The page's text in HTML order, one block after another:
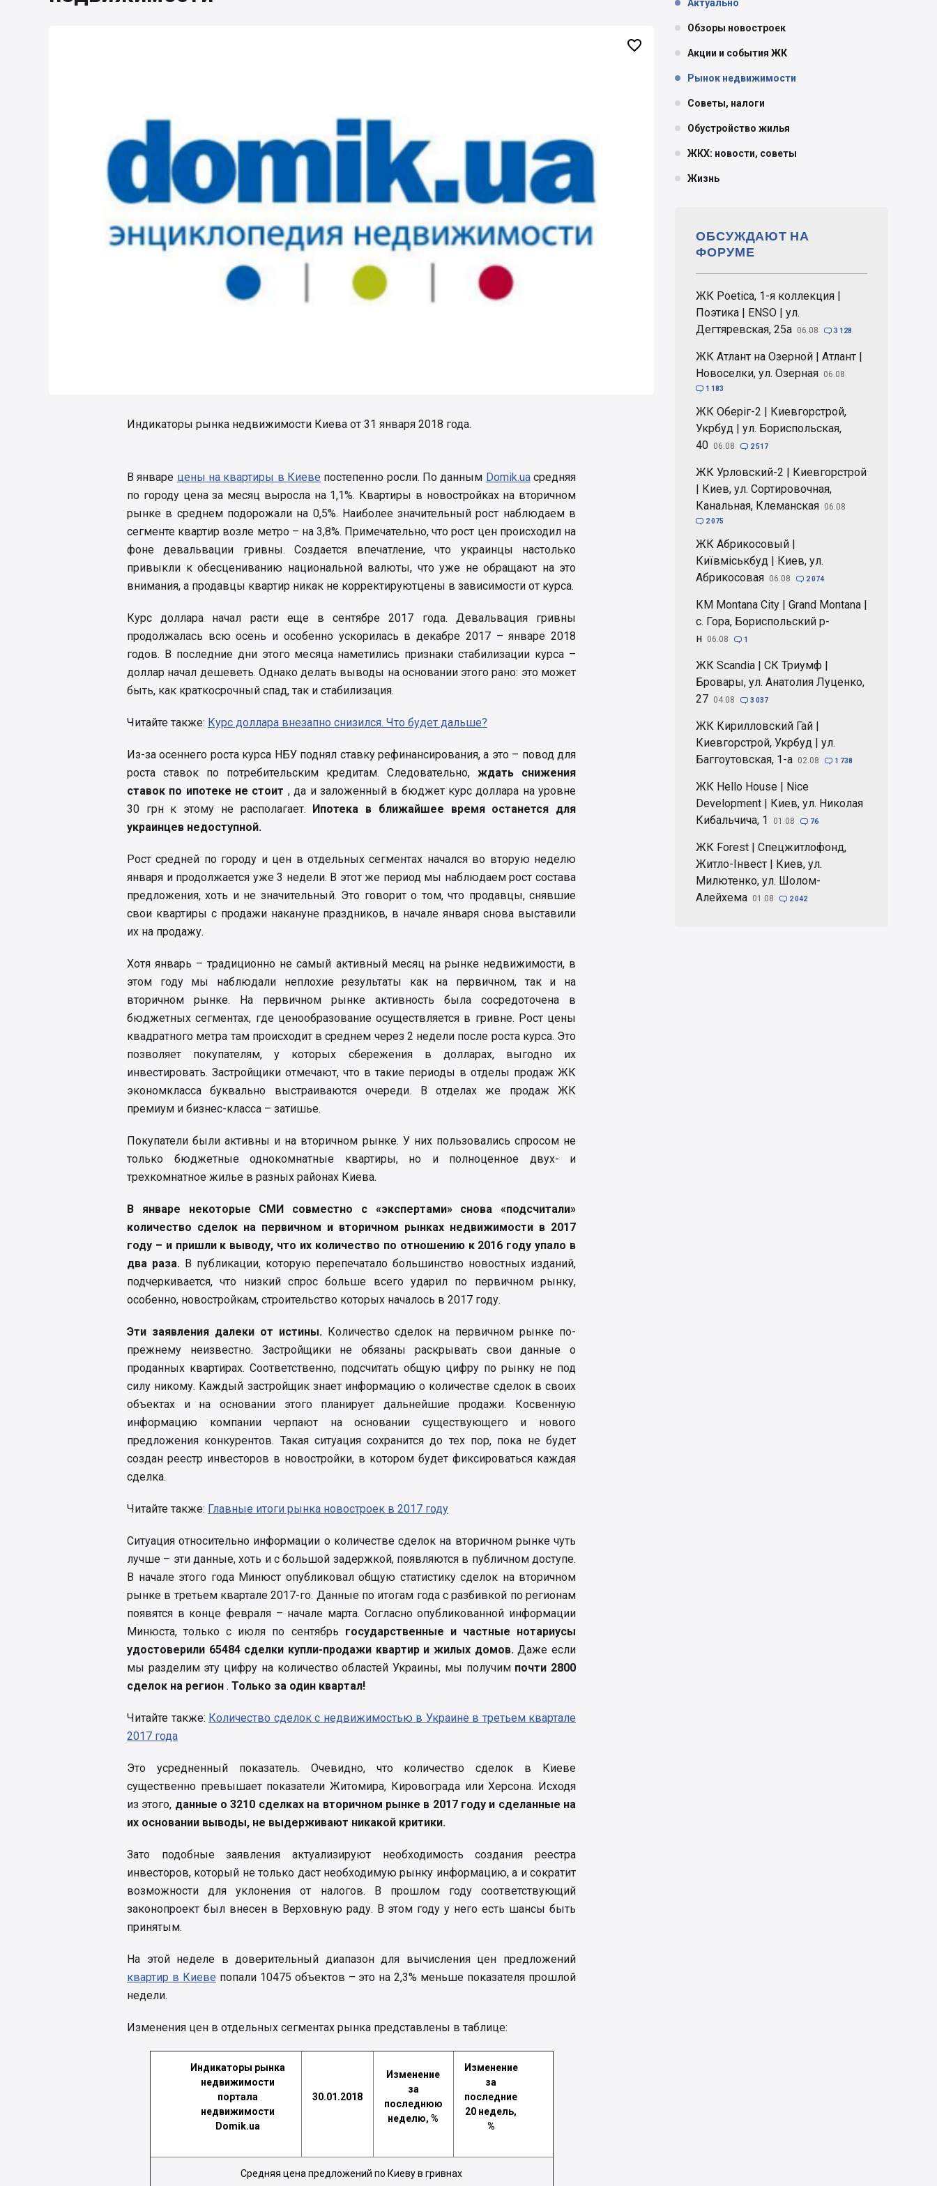

Индикаторы рынка недвижимости Киева от 31 января 2018 года.
В январе цены на квартиры в Киеве постепенно росли. По данным Domik.uaсредняя
по городу цена за месяц выросла на 1,1%. Квартиры в новостройках на вторичном
рынке в среднем подорожали на 0,5%. Наиболее значительный рост наблюдаем в
сегменте квартир возле метро – на 3,8%. Примечательно, что рост цен происходил на
фоне девальвации гривны. Создается впечатление, что украинцы настолько
привыкли к обесцениванию национальной валюты, что уже не обращают на это
внимания, а продавцы квартир никак не корректируютцены в зависимости от курса.
Курс доллара начал расти еще в сентябре 2017 года. Девальвация гривны
продолжалась всю осень и особенно ускорилась в декабре 2017 – январе 2018
годов. В последние дни этого месяца наметились признаки стабилизации курса –
доллар начал дешеветь. Однако делать выводы на основании этого рано: это может
быть, как краткосрочный спад, так и стабилизация.
Читайте также: Курс доллара внезапно снизился. Что будет дальше?
Из-за осеннего роста курса НБУ поднял ставку рефинансирования, а это – повод для
роста ставок по потребительским кредитам. Следовательно, ждать снижения
ставок по ипотеке не стоит , да и заложенный в бюджет курс доллара на уровне
30 грн к этому не располагает.
Ипотека в ближайшее время останется для
украинцев недоступной.
Рост средней по городу и цен в отдельных сегментах начался во вторую неделю
января и продолжается уже 3 недели. В этот же период мы наблюдаем рост состава
предложения, хоть и не значительный. Это говорит о том, что продавцы, снявшие
свои квартиры с продажи накануне праздников, в начале января снова выставили
их на продажу.
Хотя январь – традиционно не самый активный месяц на рынке недвижимости, в
этом году мы наблюдали неплохие результаты как на первичном, так и на
вторичном рынке. На первичном рынке активность была сосредоточена в
бюджетных сегментах, где ценообразование осуществляется в гривне. Рост цены
квадратного метра там происходит в среднем через 2 недели после роста курса. Это
позволяет покупателям, у которых сбережения в долларах, выгодно их
инвестировать. Застройщики отмечают, что в такие периоды в отделы продаж ЖК
экономкласса буквально выстраиваются очереди. В отделах же продаж ЖК
премиум и бизнес-класса – затишье.
Покупатели были активны и на вторичном рынке. У них пользовались спросом не
только бюджетные однокомнатные квартиры, но и полноценное двух- и
трехкомнатное жилье в разных районах Киева.
В январе некоторые СМИ совместно с «экспертами» снова «подсчитали»
количество сделок на первичном и вторичном рынках недвижимости в 2017
году – и пришли к выводу, что их количество по отношению к 2016 году упало в
два раза. В публикации, которую перепечатало большинство новостных изданий,
подчеркивается, что низкий спрос больше всего ударил по первичном рынку,
особенно, новостройкам, строительство которых началось в 2017 году.
Эти заявления далеки от истины.Количество сделок на первичном рынке по-
прежнему неизвестно. Застройщики не обязаны раскрывать свои данные о
проданных квартирах. Соответственно, подсчитать общую цифру по рынку не под
силу никому. Каждый застройщик знает информацию о количестве сделок в своих
объектах и на основании этого планирует дальнейшие продажи. Косвенную
информацию компании черпают на основании существующего и нового
предложения конкурентов. Такая ситуация сохранится до тех пор, пока не будет
создан реестр инвесторов в новостройки, в котором будет фиксироваться каждая
сделка.
Читайте также: Главные итоги рынка новостроек в 2017 году
Ситуация относительно информации о количестве сделок на вторичном рынке чуть
лучше – эти данные, хоть и с большой задержкой, появляются в публичном доступе.
В начале этого года Минюст опубликовал общую статистику сделок на вторичном
рынке в третьем квартале 2017-го. Данные по итогам года с разбивкой по регионам
появятся в конце февраля – начале марта. Согласно опубликованной информации
Минюста, только с июля по сентябрь государственные и частные нотариусы
удостоверили 65484 сделки купли-продажи квартир и жилых домов.Даже если
мы разделим эту цифру на количество областей Украины, мы получим почти 2800
сделок на регион . Только за один квартал!
Читайте также: Количество сделок с недвижимостью в Украине в третьем квартале
2017 года
Это усредненный показатель. Очевидно, что количество сделок в Киеве
существенно превышает показатели Житомира, Кировограда или Херсона. Исходя
из этого, данные о 3210 сделках на вторичном рынке в 2017 году и сделанные на
их основании выводы, не выдерживают никакой критики.
Зато подобные заявления актуализируют необходимость создания реестра
инвесторов, который не только даст необходимую рынку информацию, а и сократит
возможности для уклонения от налогов. В прошлом году соответствующий
законопроект был внесен в Верховную раду. В этом году у него есть шансы быть
принятым.
На этой неделе в доверительный диапазон для вычисления цен предложений
квартир в Киеве попали 10475 объектов – это на 2,3% меньше показателя прошлой
недели.
Изменения цен в отдельных сегментах рынка представлены в таблице:
Индикаторы рынка
недвижимости
портала
недвижимости
Domik.ua
30.01.2018
Изменение
за
последнюю
неделю, %
Изменение
за
последние
20 недель,
%
Средняя цена предложений по Киеву в гривнах
Актуально
Обзоры новостроек
Акции и события ЖК
Рынок недвижимости
Советы, налоги
Обустройство жилья
ЖКХ: новости, советы
Жизнь
ЖК Poetica, 1-я коллекция |
Поэтика | ENSO | ул.
Дегтяревская, 25а 06.08  3 128
ЖК Атлант на Озерной | Атлант |
Новоселки, ул. Озерная 06.08
 1 183
ЖК Оберіг-2 | Киевгорстрой,
Укрбуд | ул. Бориспольская,
40 06.08  2 517
ЖК Урловский-2 | Киевгорстрой
| Киев, ул. Сортировочная,
Канальная, Клеманская 06.08
 2 075
ЖК Абрикосовый |
Київміськбуд | Киев, ул.
Абрикосовая 06.08  2 074
КМ Montana City | Grand Montana |
с. Гора, Бориспольский р-
н 06.08  1
ЖК Scandia | СК Триумф |
Бровары, ул. Анатолия Луценко,
27 04.08  3 037
ЖК Кирилловский Гай |
Киевгорстрой, Укрбуд | ул.
Баггоутовская, 1-а 02.08  1 738
ЖК Hello House | Nice
Development | Киев, ул. Николая
Кибальчича, 1
01.08  76
ЖК Forest | Спецжитлофонд,
Житло-Інвест | Киев, ул.
Милютенко, ул. Шолом-
Алейхема 01.08  2 042
ОБСУЖДАЮТ НА
ФОРУМЕ